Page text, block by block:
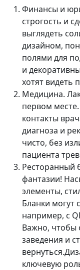
Финансы и
строгость и
выглядеть
дизайном,
полями для
и
хотят видеть
Медицина.
первом
контакты
диагноза и
чисто, без
пациента
Ресторанный
фантазии!
элементы,
Бланки могут
например, с
Важно, чтобы
заведения и
ключевую